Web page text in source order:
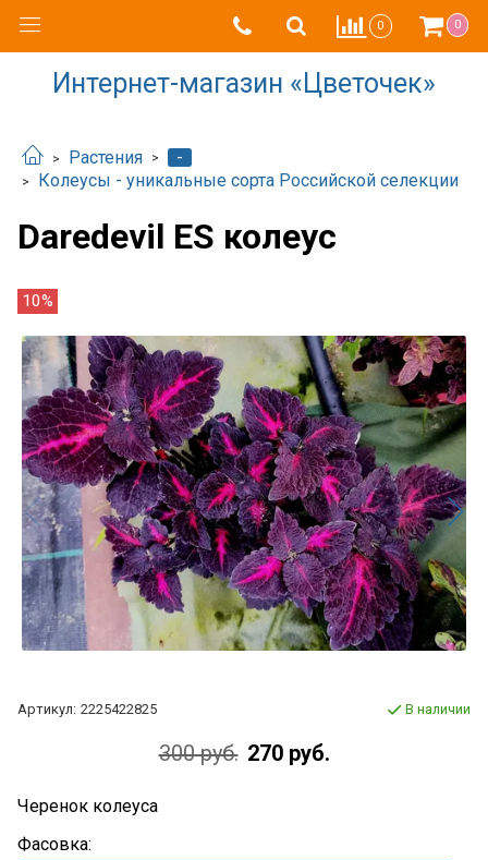
0 0
Интернет-магазин «Цветочек»
Растения
-
Колеусы - уникальные сорта Российской селекции
Daredevil ES колеус
10%
Артикул: 2225422825 В наличии
300 руб. 270 руб.
Черенок колеуса
Фасовка: